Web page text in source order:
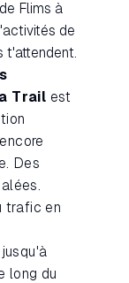
Flims à
de
t'attendent.
Trail est
Des
trafic en
long du